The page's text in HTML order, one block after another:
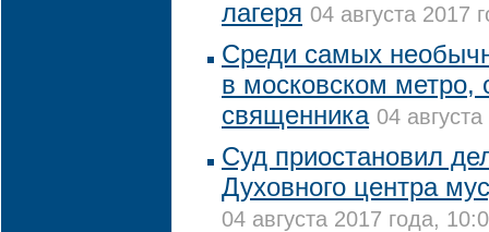
лагеря 04 августа 2017
Среди самых
в московском метро,
священника 04
Суд приостановил
Духовного центра
04 августа 2017 года,